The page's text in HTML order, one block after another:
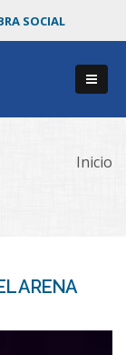
SOCIAL
Inicio
ARENA